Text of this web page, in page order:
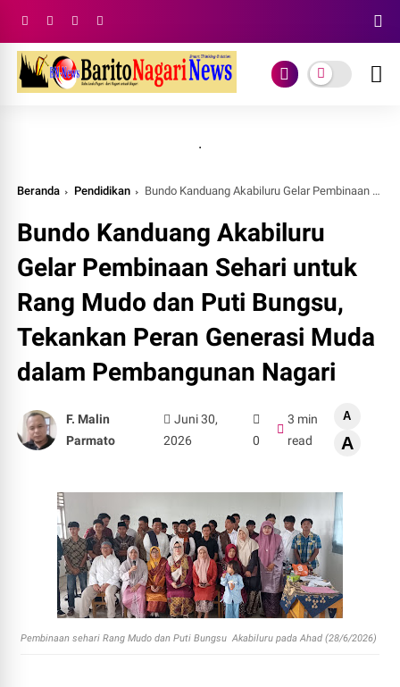
.
Beranda Pendidikan Bundo Kanduang Akabiluru Gelar Pembinaan Sehari untuk Rang Mudo dan Puti Bungsu, Tekankan Peran Generasi Muda dalam Pembangunan Nagari
Bundo Kanduang Akabiluru
Gelar Pembinaan Sehari untuk
Rang Mudo dan Puti Bungsu,
Tekankan Peran Generasi Muda
dalam Pembangunan Nagari
F. Malin
Parmato
Juni 30,
2026
0
3 min
read
A
A
Pembinaan sehari Rang Mudo dan Puti Bungsu Akabiluru pada Ahad (28/6/2026)